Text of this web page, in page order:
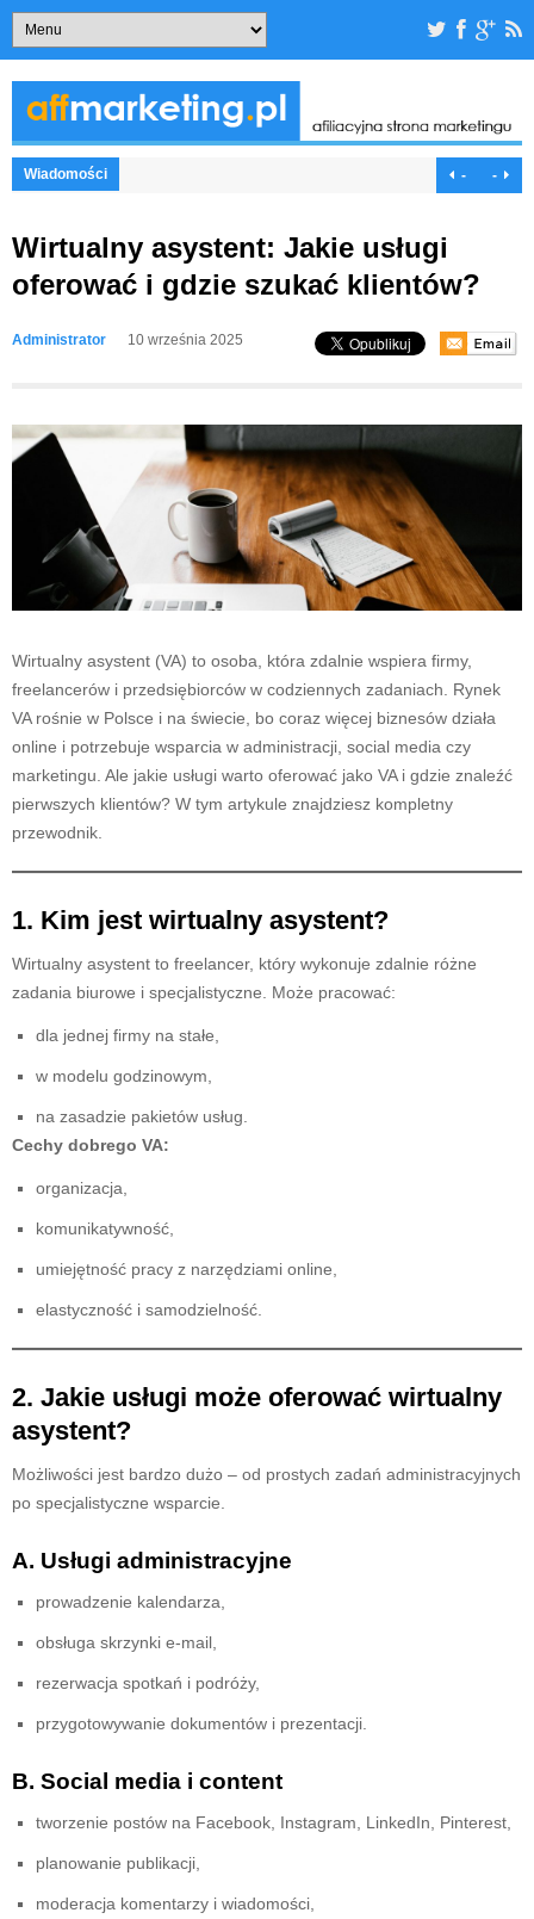
Wiadomości - -
Wirtualny asystent: Jakie usługi
oferować i gdzie szukać klientów?
Administrator 10 września 2025
Wirtualny asystent (VA) to osoba, która zdalnie wspiera firmy,
freelancerów i przedsiębiorców w codziennych zadaniach. Rynek
VA rośnie w Polsce i na świecie, bo coraz więcej biznesów działa
online i potrzebuje wsparcia w administracji, social media czy
marketingu. Ale jakie usługi warto oferować jako VA i gdzie znaleźć
pierwszych klientów? W tym artykule znajdziesz kompletny
przewodnik.
1. Kim jest wirtualny asystent?
Wirtualny asystent to freelancer, który wykonuje zdalnie różne
zadania biurowe i specjalistyczne. Może pracować:
dla jednej firmy na stałe,
w modelu godzinowym,
na zasadzie pakietów usług.
Cechy dobrego VA:
organizacja,
komunikatywność,
umiejętność pracy z narzędziami online,
elastyczność i samodzielność.
2. Jakie usługi może oferować wirtualny
asystent?
Możliwości jest bardzo dużo – od prostych zadań administracyjnych
po specjalistyczne wsparcie.
A. Usługi administracyjne
prowadzenie kalendarza,
obsługa skrzynki e-mail,
rezerwacja spotkań i podróży,
przygotowywanie dokumentów i prezentacji.
B. Social media i content
tworzenie postów na Facebook, Instagram, LinkedIn, Pinterest,
planowanie publikacji,
moderacja komentarzy i wiadomości,